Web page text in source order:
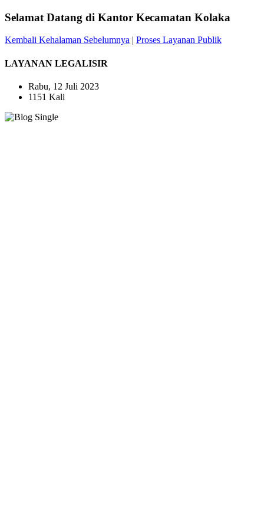
Selamat Datang di Kantor Kecamatan Kolaka
Kembali Kehalaman Sebelumnya | Proses Layanan Publik
LAYANAN LEGALISIR
Rabu, 12 Juli 2023
1151 Kali